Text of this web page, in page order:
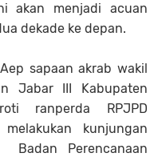
akan menjadi acuan
dekade ke depan.
sapaan akrab wakil
Jabar III Kabupaten
ranperda RPJPD
kunjungan
Badan Perencanaan